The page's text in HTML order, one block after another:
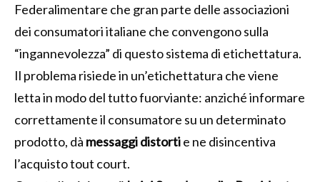
Federalimentare che gran parte delle associazioni
dei consumatori italiane che convengono sulla
“ingannevolezza” di questo sistema di etichettatura.
Il problema risiede in un’etichettatura che viene
letta in modo del tutto fuorviante: anziché informare
correttamente il consumatore su un determinato
prodotto, dà messaggi distortie ne disincentiva
l’acquisto tout court.